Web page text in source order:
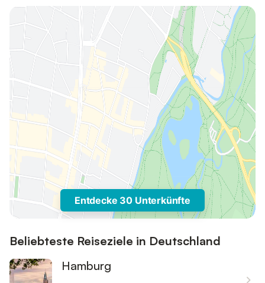
Entdecke 30 Unterkünfte
Beliebteste Reiseziele in Deutschland
Hamburg